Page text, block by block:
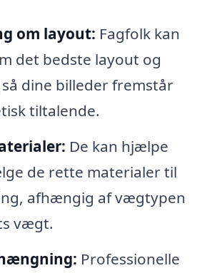
om layout: Fagfolk kan
det bedste layout og
dine billeder fremstår
tiltalende.
De kan hjælpe
de rette materialer til
afhængig af vægtypen
vægt.
Professionelle